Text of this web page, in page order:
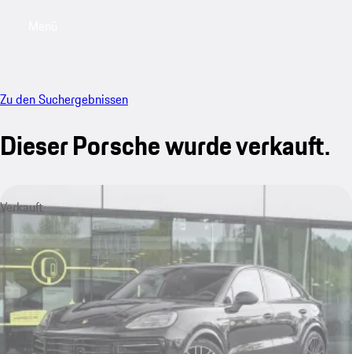
Zu den Suchergebnissen
Dieser Porsche wurde verkauft.
Verkauft